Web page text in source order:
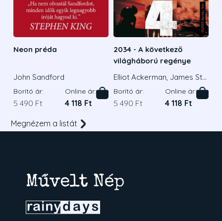
Neon préda
John Sandford
Borító ár:
5 490 Ft
Online ár:
4 118 Ft
2034 - A következő
világháború regénye
Elliot Ackerman, James Sta
Borító ár:
5 490 Ft
Online ár:
4 118 Ft
Megnézem a listát